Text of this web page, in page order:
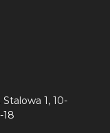
Stalowa 1, 10-